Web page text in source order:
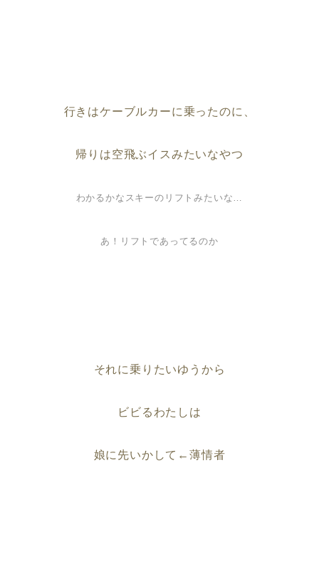
行きはケーブルカーに乗ったのに、
帰りは空飛ぶイスみたいなやつ
わかるかなスキーのリフトみたいな…
あ！リフトであってるのか
それに乗りたいゆうから
ビビるわたしは
娘に先いかして←薄情者